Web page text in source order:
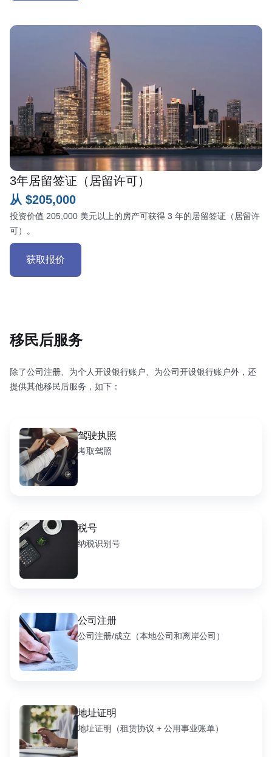
3年居留签证（居留许可）
从 $205,000
投资价值 205,000 美元以上的房产可获得 3 年的居留签证（居留许
可）。
获取报价
移民后服务
除了公司注册、为个人开设银行账户、为公司开设银行账户外，还
提供其他移民后服务，如下：
驾驶执照
考取驾照
税号
纳税识别号
公司注册
公司注册/成立（本地公司和离岸公司）
地址证明
地址证明（租赁协议 + 公用事业账单）